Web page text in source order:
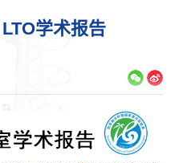
LTO学术报告